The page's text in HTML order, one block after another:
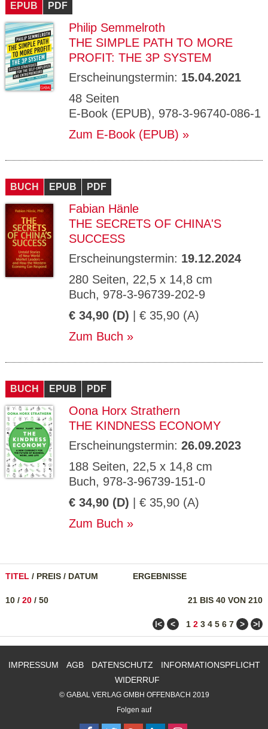
EPUB PDF
Philip Semmelroth
THE SIMPLE PATH TO MORE
PROFIT: THE 3P SYSTEM
Erscheinungstermin: 15.04.2021
48 Seiten
E-Book (EPUB), 978-3-96740-086-1
Zum E-Book (EPUB)
BUCH EPUB PDF
Fabian Hänle
THE SECRETS OF CHINA'S
SUCCESS
Erscheinungstermin: 19.12.2024
280 Seiten, 22,5 x 14,8 cm
Buch, 978-3-96739-202-9
€ 34,90 (D) | € 35,90 (A)
Zum Buch
BUCH EPUB PDF
Oona Horx Strathern
THE KINDNESS ECONOMY
Erscheinungstermin: 26.09.2023
188 Seiten, 22,5 x 14,8 cm
Buch, 978-3-96739-151-0
€ 34,90 (D) | € 35,90 (A)
Zum Buch
TITEL / PREIS / DATUM ERGEBNISSE
21 BIS 40 VON 210
10 / 20 / 50
ǀ< < 1 2 3 4 5 6 7 > >ǀ
IMPRESSUM AGB DATENSCHUTZ
INFORMATIONSPFLICHT
WIDERRUF
© GABAL VERLAG GMBH OFFENBACH 2019
Folgen auf